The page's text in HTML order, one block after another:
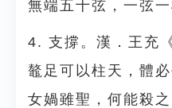
無端五十弦，一弦一
4. 支撐。漢．王充
鼇足可以柱天，體
女媧雖聖，何能殺